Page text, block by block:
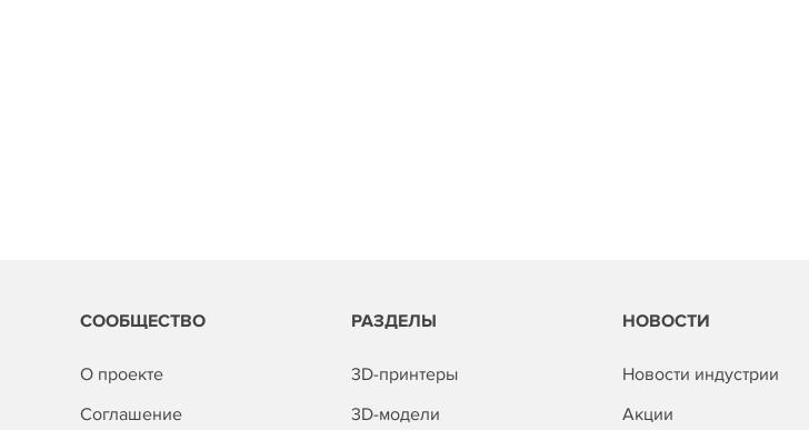
СООБЩЕСТВО
О проекте
Соглашение
РАЗДЕЛЫ
3D-принтеры
3D-модели
НОВОСТИ
Новости индустрии
Акции